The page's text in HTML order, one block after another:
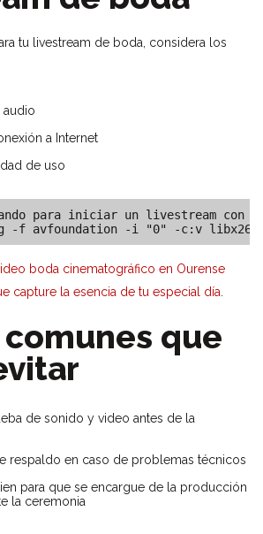
tu livestream de boda, considera los
audio
a Internet
de uso
para iniciar un livestream con
-f avfoundation -i "0" -c:v libx264
boda cinematográfico en Ourense
capture la esencia de tu especial día
que
de sonido y video antes de la
respaldo en caso de problemas técnicos
para que se encargue de la producción
la ceremonia